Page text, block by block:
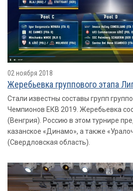
02 ноября 2018
Жеребьевка группового этапа
Стали известны составы групп
Чемпионов ЕКВ 2019. Жеребьевка
(Венгрия). Россию в этом турнире
казанское «Динамо», а также
(Свердловская область).